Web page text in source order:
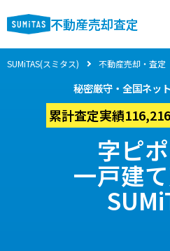
不動産売却査定
SUMiTAS(スミタス) 不動産売却・査定
秘密厳守・全国ネッ
累計査定実績
字ピ
一戸建